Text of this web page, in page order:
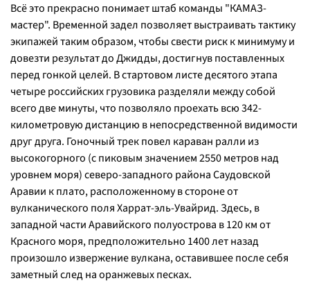
Всё это прекрасно понимает штаб команды "КАМАЗ-
мастер". Временной задел позволяет выстраивать тактику
экипажей таким образом, чтобы свести риск к минимуму и
довезти результат до Джидды, достигнув поставленных
перед гонкой целей. В стартовом листе десятого этапа
четыре российских грузовика разделяли между собой
всего две минуты, что позволяло проехать всю 342-
километровую дистанцию в непосредственной видимости
друг друга. Гоночный трек повел караван ралли из
высокогорного (с пиковым значением 2550 метров над
уровнем моря) северо-западного района Саудовской
Аравии к плато, расположенному в стороне от
вулканического поля Харрат-эль-Увайрид. Здесь, в
западной части Аравийского полуострова в 120 км от
Красного моря, предположительно 1400 лет назад
произошло извержение вулкана, оставившее после себя
заметный след на оранжевых песках.